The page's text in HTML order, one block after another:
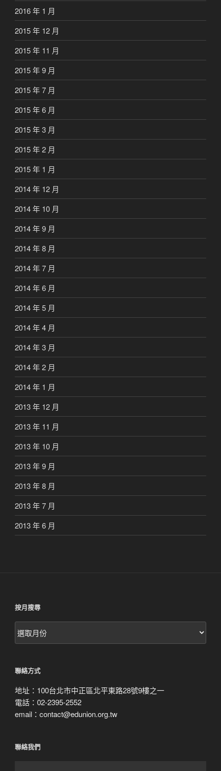
2016 年 1 月
2015 年 12 月
2015 年 11 月
2015 年 9 月
2015 年 7 月
2015 年 6 月
2015 年 3 月
2015 年 2 月
2015 年 1 月
2014 年 12 月
2014 年 10 月
2014 年 9 月
2014 年 8 月
2014 年 7 月
2014 年 6 月
2014 年 5 月
2014 年 4 月
2014 年 3 月
2014 年 2 月
2014 年 1 月
2013 年 12 月
2013 年 11 月
2013 年 10 月
2013 年 9 月
2013 年 8 月
2013 年 7 月
2013 年 6 月
按月搜尋
按
月
聯絡方式
地址：100台北市中正區北平東路28號9樓之一
電話：02-2395-2552
email：contact@edunion.org.tw
聯絡我們